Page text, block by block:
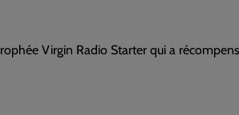
Virgin Radio Starter qui a